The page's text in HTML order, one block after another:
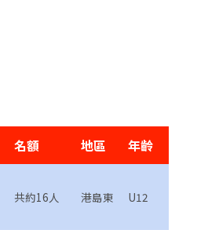
名額 地區 年齡
共約16人 港島東 U12